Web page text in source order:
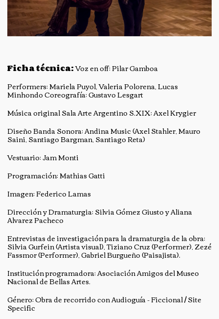
Ficha técnica:Voz en off: Pilar Gamboa
Performers: Mariela Puyol, Valeria Polorena, Lucas
Minhondo Coreografía: Gustavo Lesgart
Música original Sala Arte Argentino S.XIX: Axel Krygier
Diseño Banda Sonora: Andina Music (Axel Stahler, Mauro
Saini, Santiago Bargman, Santiago Reta)
Vestuario: Jam Monti
Programación: Mathias Gatti
Imagen: Federico Lamas
Dirección y Dramaturgia: Silvia Gómez Giusto y Aliana
Alvarez Pacheco
Entrevistas de investigación para la dramaturgia de la obra:
Silvia Gurfein (Artista visual), Tiziano Cruz (Performer), Zezé
Fassmor (Performer), Gabriel Burgueño (Paisajista).
Institución programadora: Asociación Amigos del Museo
Nacional de Bellas Artes.
Género: Obra de recorrido con Audioguía - Ficcional / Site
Specific